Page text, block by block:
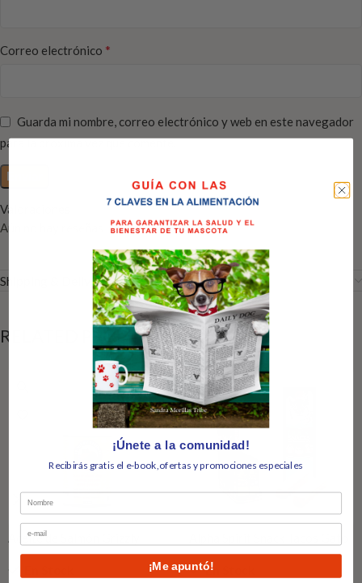
Valoraciones
Aún no hay reseñas
Correo electrónico *
Guarda mi nombre, correo electrónico y web en este navegador
para la próxima vez que comente.
Shipping & Delivery
RELATED PRODUCTS
Aceite de Salmón Grizzly
Pato 35Gr (x16)
En Stock
¡Únete a la comunidad!
Recibirás gratis el e-book,ofertas y promociones especiales
Nombre
Email
¡Me apuntó!